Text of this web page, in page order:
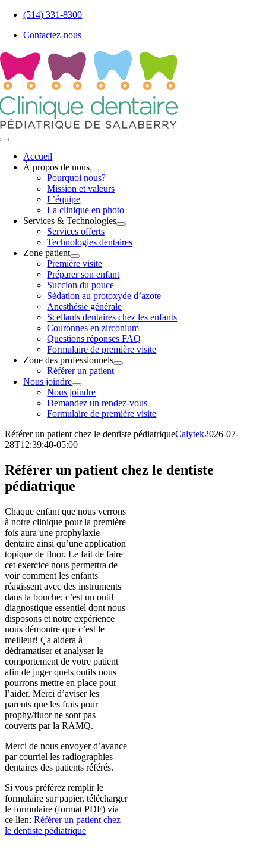
Skip
content
(514) 331-8300
Contactez-nous
Toggle
NavigationAccueil
À propos de nous
Pourquoi nous?
Mission et valeurs
L’équipe
La clinique en photo
Services & Technologies
Services offerts
Technologies dentaires
Zone patient
Première visite
Préparer son enfant
Succion du pouce
Sédation au protoxyde d’azote
Anesthésie générale
Scellants dentaires chez les enfants
Couronnes en zirconium
Questions réponses FAQ
Formulaire de première visite
Zone des professionnels
Référer un patient
Nous joindre
Nous joindre
Demandez un rendez-vous
Formulaire de première visite
Référer un patient chez le dentiste pédiatriqueCalytek2026-07-
28T12:39:40-05:00
Référer un patient chez le dentiste
pédiatrique
Chaque enfant que nous verrons
à notre clinique pour la première
fois aura une prophylaxie
dentaire ainsi qu’une application
topique de fluor. Le fait de faire
cet exercice nous permettra de
voir comment les enfants
réagissent avec des instruments
dans la bouche; c’est un outil
diagnostique essentiel dont nous
disposons et notre expérience
nous démontre que c’est le
meilleur! Ça aidera à
dédramatiser et analyser le
comportement de votre patient
afin de juger quels outils nous
pourrons mettre en place pour
l’aider. Merci d’aviser les
parents que les frais pour
prophy/fluor ne sont pas
couverts par la RAMQ.
Merci de nous envoyer d’avance
par courriel les radiographies
dentaires des patients référés.
Si vous préférez remplir le
formulaire sur papier, télécharger
le formulaire (format PDF) via
ce lien: Référer un patient chez
le dentiste pédiatrique